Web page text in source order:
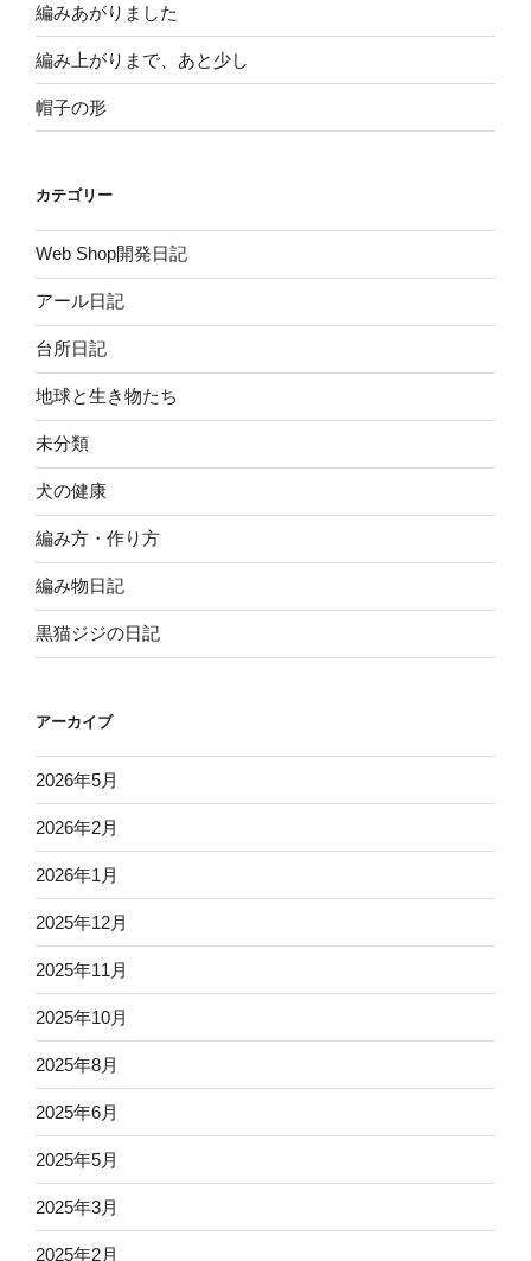
編みあがりました
編み上がりまで、あと少し
帽子の形
カテゴリー
Web Shop開発日記
アール日記
台所日記
地球と生き物たち
未分類
犬の健康
編み方・作り方
編み物日記
黒猫ジジの日記
アーカイブ
2026年5月
2026年2月
2026年1月
2025年12月
2025年11月
2025年10月
2025年8月
2025年6月
2025年5月
2025年3月
2025年2月